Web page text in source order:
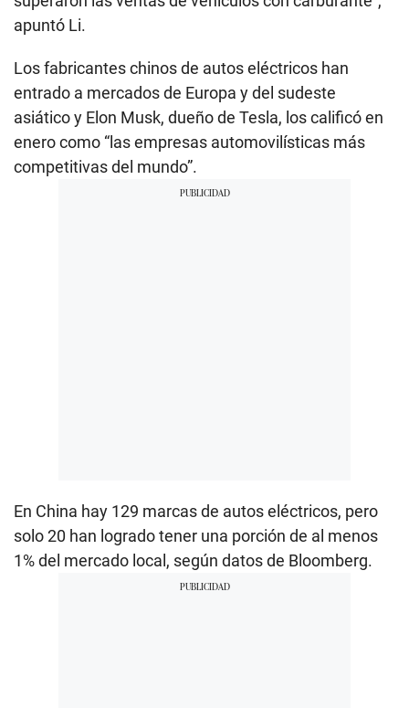
apuntó Li.
Los fabricantes chinos de autos eléctricos han
entrado a mercados de Europa y del sudeste
asiático y Elon Musk, dueño de Tesla, los calificó en
enero como “las empresas automovilísticas más
competitivas del mundo”.
En China hay 129 marcas de autos eléctricos, pero
solo 20 han logrado tener una porción de al menos
1% del mercado local, según datos de Bloomberg.